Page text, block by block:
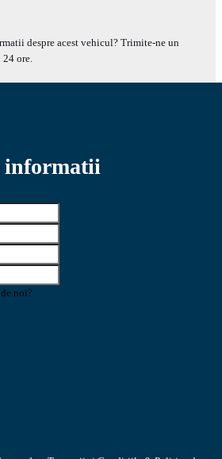
despre acest vehicul? Trimite-ne un
ore.
informatii
noi?